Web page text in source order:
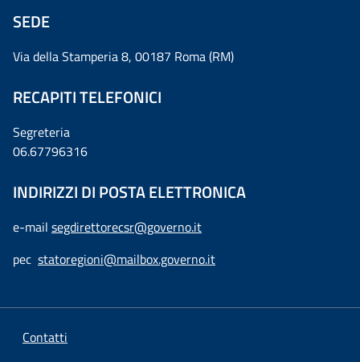
SEDE
Via della Stamperia 8, 00187 Roma (RM)
RECAPITI TELEFONICI
Segreteria
06.67796316
INDIRIZZI DI POSTA ELETTRONICA
e-mail segdirettorecsr@governo.it
pec statoregioni@mailbox.governo.it
Contatti